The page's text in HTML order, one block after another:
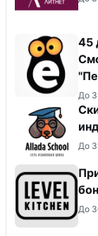
45
До
До
До